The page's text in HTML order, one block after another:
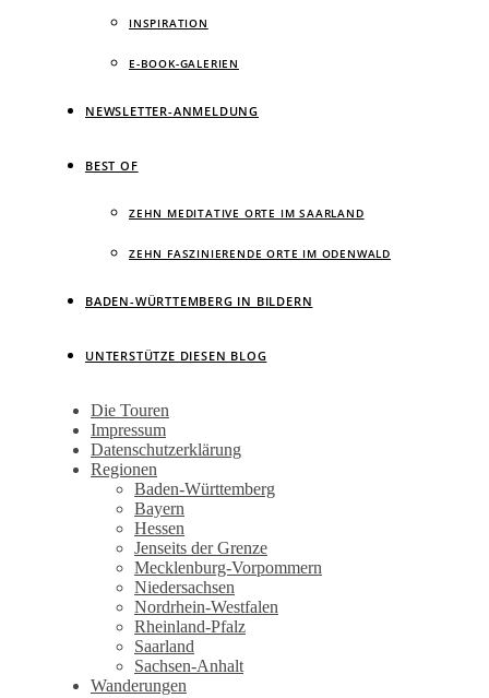
INSPIRATION
E-BOOK-GALERIEN
NEWSLETTER-ANMELDUNG
BEST OF
ZEHN MEDITATIVE ORTE IM SAARLAND
ZEHN FASZINIERENDE ORTE IM ODENWALD
BADEN-WÜRTTEMBERG IN BILDERN
UNTERSTÜTZE DIESEN BLOG
Wandertagebuch von Torsten
Wirschum
Die Touren
Impressum
Datenschutzerklärung
Regionen
Baden-Württemberg
Bayern
Hessen
Jenseits der Grenze
Mecklenburg-Vorpommern
Niedersachsen
Nordrhein-Westfalen
Rheinland-Pfalz
Saarland
Sachsen-Anhalt
Wanderungen